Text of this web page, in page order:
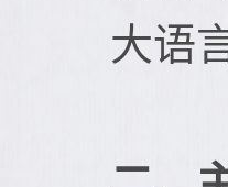
大语